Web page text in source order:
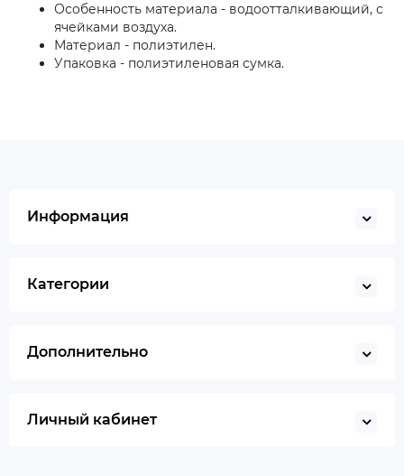
Особенность материала - водоотталкивающий, с
ячейками воздуха.
Материал - полиэтилен.
Упаковка - полиэтиленовая сумка.
Информация
Категории
Дополнительно
Личный кабинет